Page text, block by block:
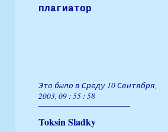
плагиатор
Это было в Среду 10 Сентября,
2003, 09 : 55 : 58
Toksin Sladky